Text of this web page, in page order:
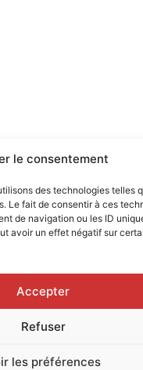
le consentement
des technologies telles
Le fait de consentir à ces
de navigation ou les ID
avoir un effet négatif sur
Accepter
Refuser
les préférences